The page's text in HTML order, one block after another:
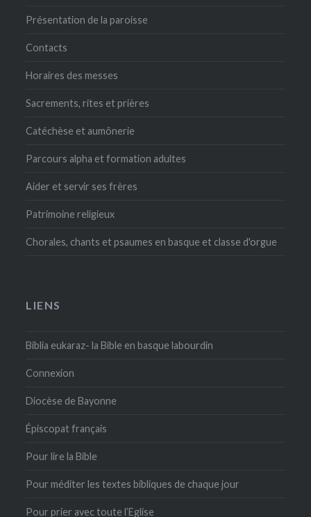
Présentation de la paroisse
Contacts
Horaires des messes
Sacrements, rites et prières
Catéchèse et aumônerie
Parcours alpha et formation adultes
Aider et servir ses frères
Patrimoine religieux
Chorales, chants et psaumes en basque et classe d'orgue
LIENS
Biblia eukaraz- la Bible en basque labourdin
Connexion
Diocèse de Bayonne
Épiscopat français
Pour lire la Bible
Pour méditer les textes bibliques de chaque jour
Pour prier avec toute l’Eglise